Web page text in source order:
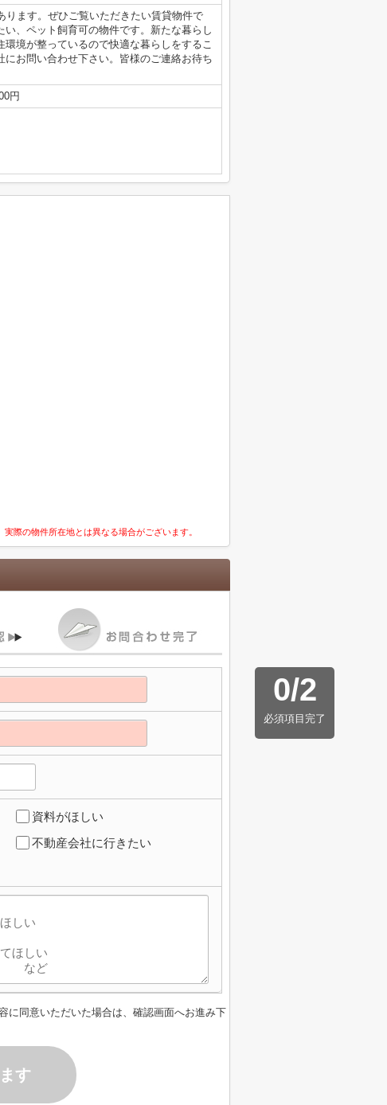
ります。ぜひご覧いただきたい賃貸物件で
、ペット飼育可の物件です。新たな暮らし
境が整っているので快適な暮らしをするこ
お問い合わせ下さい。皆様のご連絡お待ち
円
際の物件所在地とは異なる場合がございます。
0/2
必須項目完了
資料がほしい
不動産会社に行きたい
に同意いただいた場合は、確認画面へお進み下
す